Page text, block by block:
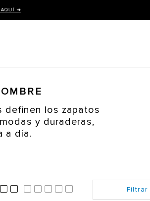
AQUÍ ➜
definen los zapatos
y duraderas,
a día.